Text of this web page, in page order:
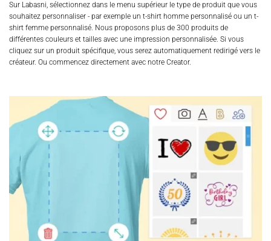
Sur Labasni, sélectionnez dans le menu supérieur le type de produit que vous
souhaitez personnaliser - par exemple un t-shirt homme personnalisé ou un t-
shirt femme personnalisé. Nous proposons plus de 300 produits de
différentes couleurs et tailles avec une impression personnalisée. Si vous
cliquez sur un produit spécifique, vous serez automatiquement redirigé vers le
créateur. Ou commencez directement avec notre Creator.